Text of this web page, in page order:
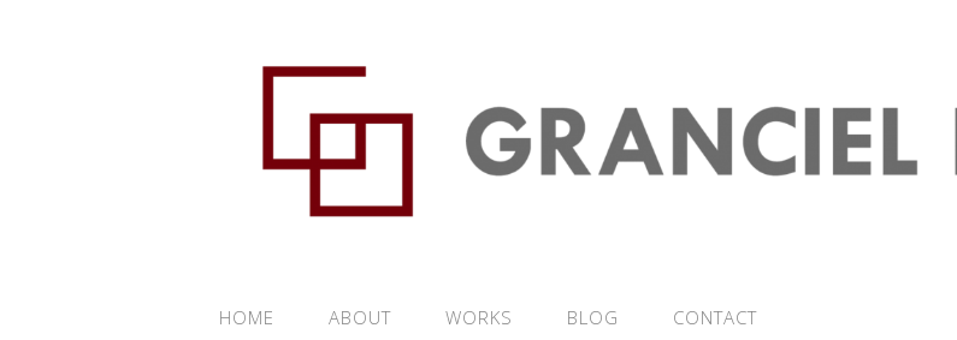
HOME ABOUT WORKS BLOG CONTACT